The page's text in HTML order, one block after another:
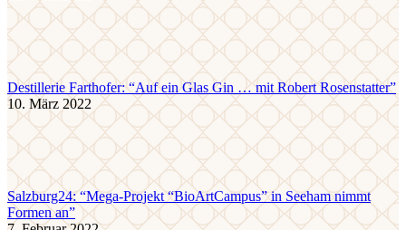
Destillerie Farthofer: “Auf ein Glas Gin … mit Robert Rosenstatter”
10. März 2022
Salzburg24: “Mega-Projekt “BioArtCampus” in Seeham nimmt
Formen an”